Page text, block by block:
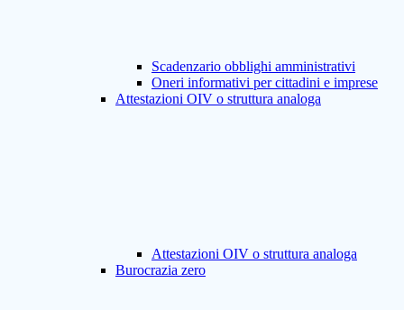
Scadenzario obblighi amministrativi
Oneri informativi per cittadini e imprese
Attestazioni OIV o struttura analoga
Attestazioni OIV o struttura analoga
Burocrazia zero